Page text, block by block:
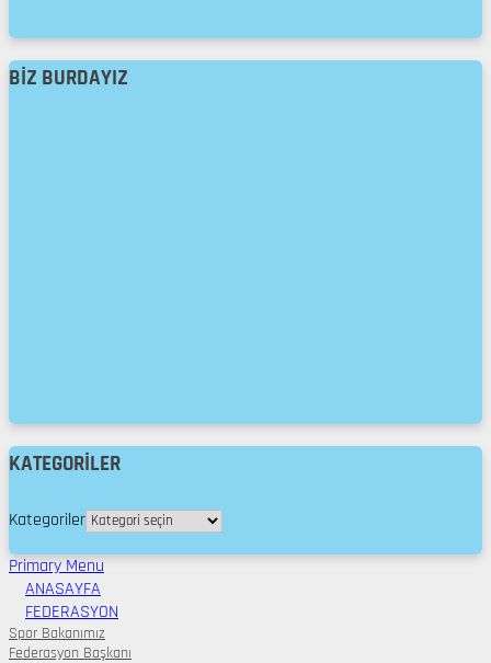
BIZ BURDAYIZ
KATEGORILER
Kategoriler
Primary Menu
ANASAYFA
FEDERASYON
Spor Bakanımız
Federasyon Başkanı